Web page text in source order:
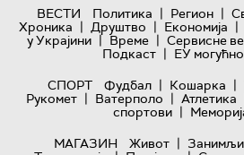
ВЕСТИ Политика | Регион |
Хроника | Друштво | Економија |
у Украјини | Време | Сервисне
Подкаст | ЕУ
СПОРТ
Фудбал | Кошарка |
Рукомет | Ватерполо | Атлетика
спортови |
МАГАЗИН
Живот |